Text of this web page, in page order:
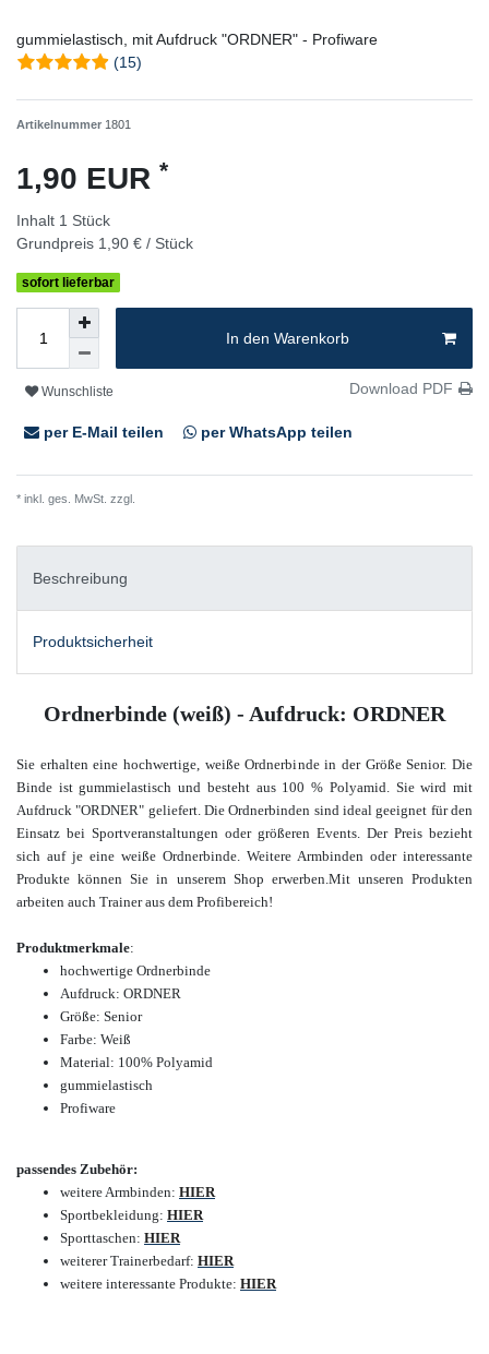
gummielastisch, mit Aufdruck "ORDNER" - Profiware
(15)
Artikelnummer 1801
1,90 EUR *
Inhalt 1 Stück
Grundpreis 1,90 € / Stück
sofort lieferbar
In den Warenkorb
Wunschliste Download PDF
per E-Mail teilen per WhatsApp teilen
* inkl. ges. MwSt. zzgl.
Beschreibung
Produktsicherheit
Ordnerbinde (weiß) - Aufdruck: ORDNER
Sie erhalten eine hochwertige, weiße Ordnerbinde in der Größe Senior. Die
Binde ist gummielastisch und besteht aus 100 % Polyamid. Sie wird mit
Aufdruck "ORDNER" geliefert. Die Ordnerbinden sind ideal geeignet für den
Einsatz bei Sportveranstaltungen oder größeren Events. Der Preis bezieht
sich auf je eine weiße Ordnerbinde. Weitere Armbinden oder interessante
Produkte können Sie in unserem Shop erwerben.Mit unseren Produkten
arbeiten auch Trainer aus dem Profibereich!
Produktmerkmale:
hochwertige Ordnerbinde
Aufdruck: ORDNER
Größe: Senior
Farbe: Weiß
Material: 100% Polyamid
gummielastisch
Profiware
passendes Zubehör:
weitere Armbinden: HIER
Sportbekleidung: HIER
Sporttaschen: HIER
weiterer Trainerbedarf: HIER
weitere interessante Produkte: HIER